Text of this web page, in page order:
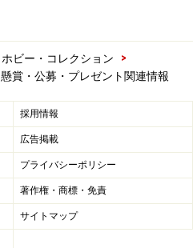
ホビー・コレクション
>
懸賞・公募・プレゼント関連情報
採用情報
広告掲載
プライバシーポリシー
著作権・商標・免責
サイトマップ